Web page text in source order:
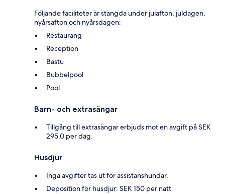
Följande faciliteter är stängda under julafton, juldagen,
nyårsafton och nyårsdagen:
Restaurang
Reception
Bastu
Bubbelpool
Pool
Barn- och extrasängar
Tillgång till extrasängar erbjuds mot en avgift på SEK
295.0 per dag.
Husdjur
Inga avgifter tas ut för assistanshundar.
Deposition för husdjur: SEK 150 per natt